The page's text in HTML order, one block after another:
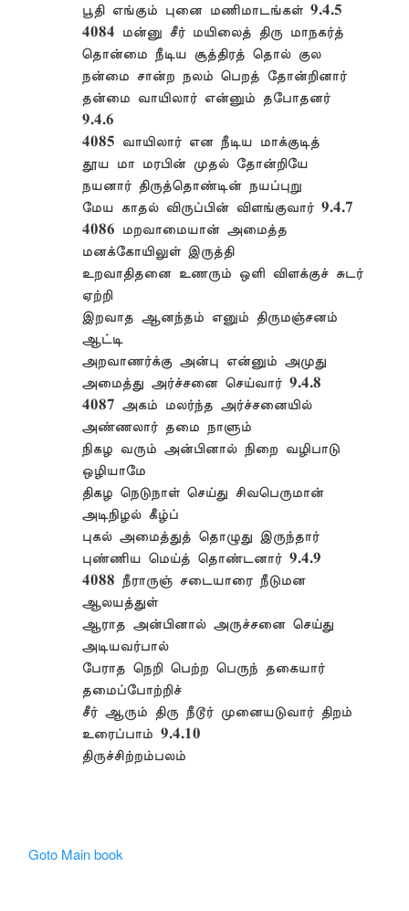
பூதி எங்கும் புனை மணிமாடங்கள் 9.4.5
4084 மன்னு சீர் மயிலைத் திரு மாநகர்த்
தொன்மை நீடிய சூத்திரத் தொல் குல
நன்மை சான்ற நலம் பெறத் தோன்றினார்
தன்மை வாயிலார் என்னும் தபோதனர்
9.4.6
4085 வாயிலார் என நீடிய மாக்குடித்
தூய மா மரபின் முதல் தோன்றியே
நயனார் திருத்தொண்டின் நயப்புறு
மேய காதல் விருப்பின் விளங்குவார் 9.4.7
4086 மறவாமையான் அமைத்த
மனக்கோயிலுள் இருத்தி
உறவாதிதனை உணரும் ஒளி விளக்குச் சுடர்
ஏற்றி
இறவாத ஆனந்தம் எனும் திருமஞ்சனம்
ஆட்டி
அறவாணர்க்கு அன்பு என்னும் அமுது
அமைத்து அர்ச்சனை செய்வார் 9.4.8
4087 அகம் மலர்ந்த அர்ச்சனையில்
அண்ணலார் தமை நாளும்
நிகழ வரும் அன்பினால் நிறை வழிபாடு
ஒழியாமே
திகழ நெடுநாள் செய்து சிவபெருமான்
அடிநிழல் கீழ்ப்
புகல் அமைத்துத் தொழுது இருந்தார்
புண்ணிய மெய்த் தொண்டனார் 9.4.9
4088 நீராருஞ் சடையாரை நீடுமன
ஆலயத்துள்
ஆராத அன்பினால் அருச்சனை செய்து
அடியவர்பால்
பேராத நெறி பெற்ற பெருந் தகையார்
தமைப்போற்றிச்
சீர் ஆரும் திரு நீடூர் முனையடுவார் திறம்
உரைப்பாம் 9.4.10
திருச்சிற்றம்பலம்
Goto Main book